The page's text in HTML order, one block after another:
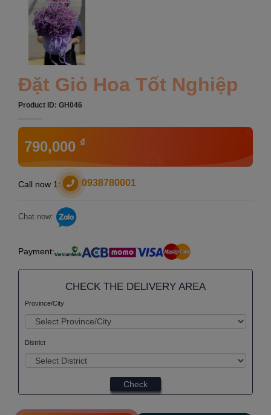
Đặt Giỏ Hoa Tốt Nghiệp
Product ID: GH046
790,000 ₫
Call now 1: 0938780001
Chat now:
Payment:
CHECK THE DELIVERY AREA
Province/City
District
Check